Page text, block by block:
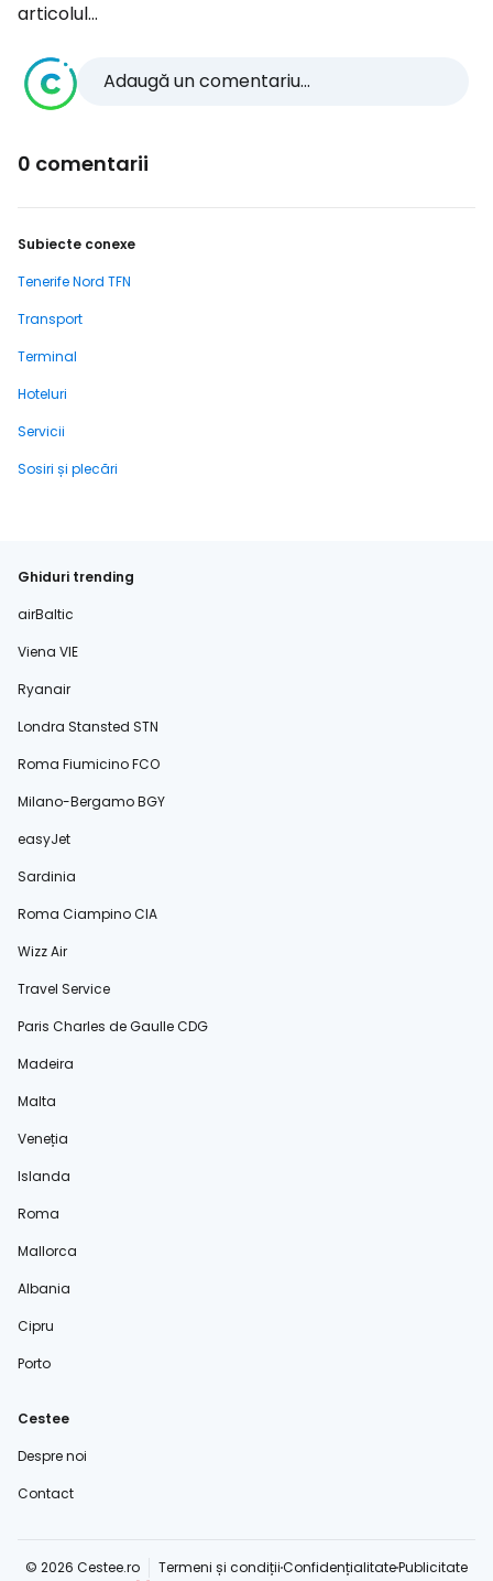
articolul...
Adaugă un comentariu...
0 comentarii
Subiecte conexe
Tenerife Nord TFN
Transport
Terminal
Hoteluri
Servicii
Sosiri și plecări
Ghiduri trending
airBaltic
Viena VIE
Ryanair
Londra Stansted STN
Roma Fiumicino FCO
Milano-Bergamo BGY
easyJet
Sardinia
Roma Ciampino CIA
Wizz Air
Travel Service
Paris Charles de Gaulle CDG
Madeira
Malta
Veneția
Islanda
Roma
Mallorca
Albania
Cipru
Porto
Cestee
Despre noi
Contact
© 2026 Cestee.ro Termeni și condițiiConfidențialitatePublicitate